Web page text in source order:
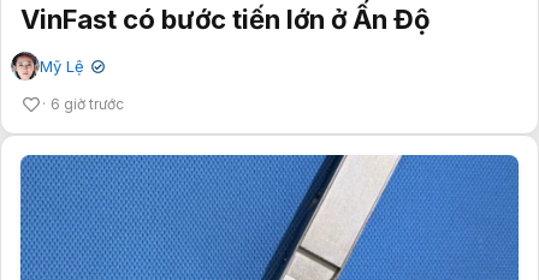
VinFast có bước tiến lớn ở Ấn Độ
Mỹ Lệ ✔
6 giờ trước